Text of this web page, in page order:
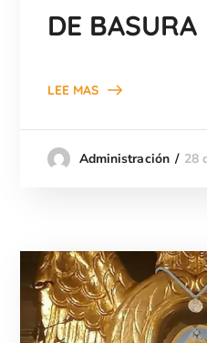
DE BASURA
LEE MAS
Administración 28